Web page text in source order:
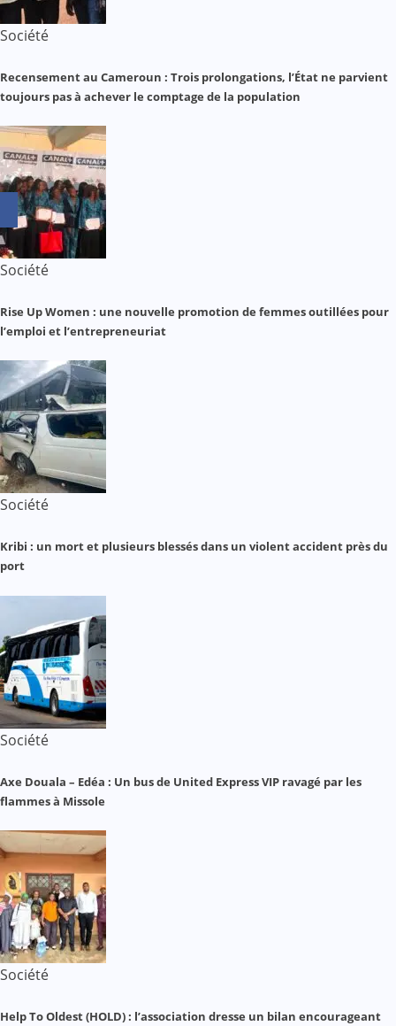
Société
Recensement au Cameroun : Trois prolongations, l’État ne parvient
toujours pas à achever le comptage de la population
Société
Rise Up Women : une nouvelle promotion de femmes outillées pour
l’emploi et l’entrepreneuriat
Société
Kribi : un mort et plusieurs blessés dans un violent accident près du
port
Société
Axe Douala – Edéa : Un bus de United Express VIP ravagé par les
flammes à Missole
Société
Help To Oldest (HOLD) : l’association dresse un bilan encourageant